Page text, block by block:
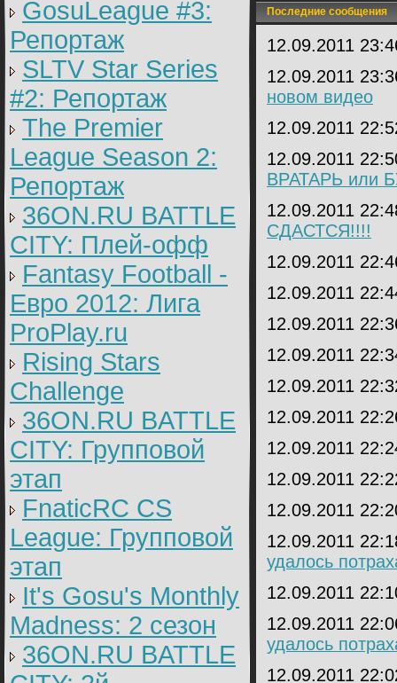
GosuLeague #3:
Репортаж
SLTV Star Series
#2: Репортаж
The Premier
League Season 2:
Репортаж
36ON.RU BATTLE
CITY: Плей-офф
Fantasy Football -
Евро 2012: Лига
ProPlay.ru
Rising Stars
Challenge
36ON.RU BATTLE
CITY: Групповой
этап
FnaticRC CS
League: Групповой
этап
It's Gosu's Monthly
Madness: 2 сезон
36ON.RU BATTLE
Последние сообщения
12.09.2011
12.09.2011
новом видео
12.09.2011
12.09.2011
ВРАТАРЬ или
12.09.2011
СДАСТСЯ!!!!
12.09.2011
12.09.2011
12.09.2011
12.09.2011
12.09.2011
12.09.2011
12.09.2011
12.09.2011
12.09.2011
12.09.2011
удалось
12.09.2011
12.09.2011
удалось
12.09.2011